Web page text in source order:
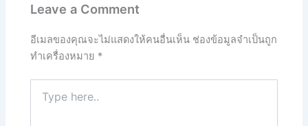
Leave a Comment
อีเมลของคุณจะไม่แสดงให้คนอื่นเห็น ช่องข้อมูลจำเป็นถูก
ทำเครื่องหมาย *
here..